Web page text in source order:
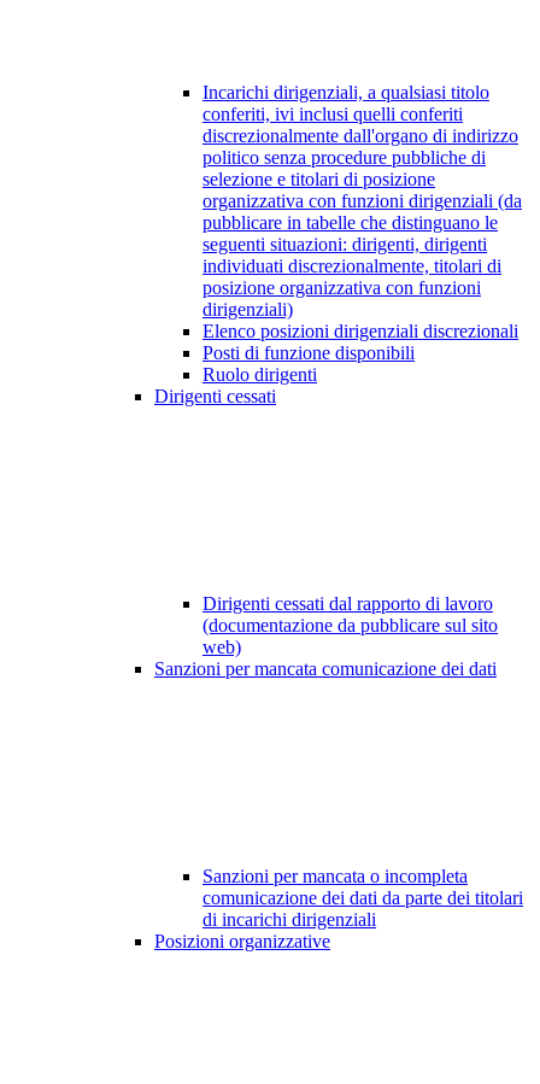
Incarichi dirigenziali, a qualsiasi titolo
conferiti, ivi inclusi quelli conferiti
discrezionalmente dall'organo di indirizzo
politico senza procedure pubbliche di
selezione e titolari di posizione
organizzativa con funzioni dirigenziali (da
pubblicare in tabelle che distinguano le
seguenti situazioni: dirigenti, dirigenti
individuati discrezionalmente, titolari di
posizione organizzativa con funzioni
dirigenziali)
Elenco posizioni dirigenziali discrezionali
Posti di funzione disponibili
Ruolo dirigenti
Dirigenti cessati
Dirigenti cessati dal rapporto di lavoro
(documentazione da pubblicare sul sito
web)
Sanzioni per mancata comunicazione dei dati
Sanzioni per mancata o incompleta
comunicazione dei dati da parte dei titolari
di incarichi dirigenziali
Posizioni organizzative